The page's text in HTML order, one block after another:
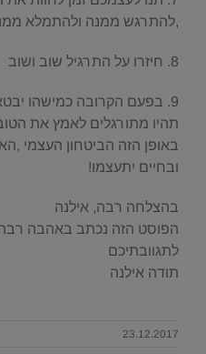
,להתרגש ממנה ולהתמלא
8. חיזרו על התרגיל שוב ושוב
9. בפעם הקרובה כמישהו
תהיו מתורגלים לאמץ את
באופן הזה הביטחון העצמי
ובחיים יתעצמו!
בהצלחה רבה, אילנה
הפוסט הזה נכתב באהבה
לתגוובתיכם
תודה אילנה
23.12.2017